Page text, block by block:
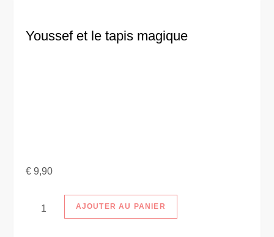
Youssef et le tapis magique
€ 9,90
quantité
AJOUTER AU PANIER